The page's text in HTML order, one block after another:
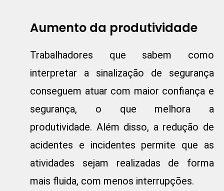
Aumento da produtividade
Trabalhadores que sabem como
interpretar a sinalização de segurança
conseguem atuar com maior confiança e
segurança, o que melhora a
produtividade. Além disso, a redução de
acidentes e incidentes permite que as
atividades sejam realizadas de forma
mais fluida, com menos interrupções.